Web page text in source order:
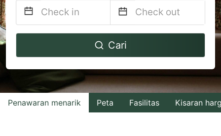
Navigate
to
interact
with
the
Navigate
to
interact
with
the
Cari
Penawaran menarik Peta Fasilitas Kisaran